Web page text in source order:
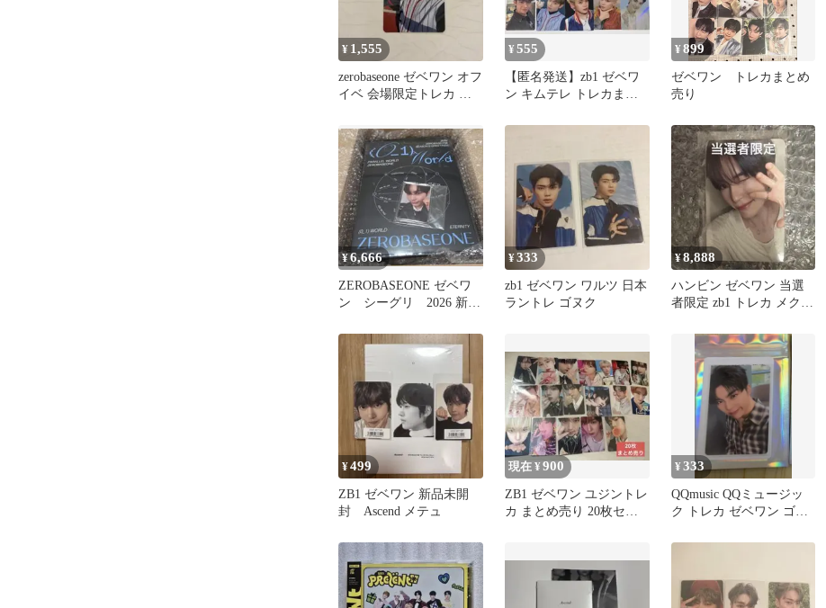
¥ 1,555
zerobaseone ゼベワン オフ
イベ 会場限定トレカ ゴ
¥555
【匿名発送】zb1 ゼベワ
ン キムテレ トレカまと
¥899
ゼベワン トレカまとめ
売り
¥6,666
ZEROBASEONE ゼベワ
ン シーグリ 2026 新品
¥333
zb1 ゼベワン ワルツ 日本
ラントレ ゴヌク
¥8,888
ハンビン ゼベワン 当選
者限定 zb1 トレカ メクス
¥499
ZB1 ゼベワン 新品未開
封 Ascend メテュ
現在 ¥900
ZB1 ゼベワン ユジントレ
カ まとめ売り 20枚セッ
¥333
QQmusic QQミュージッ
ク トレカ ゼベワン ゴヌ